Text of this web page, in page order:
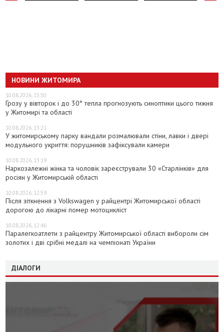
НОВИНИ ЖИТОМИРА
10.08.2026, 13:50
Грозу у вівторок і до 30° тепла прогнозують синоптики цього тижня
у Житомирі та області
10.08.2026, 13:21
У житомирському парку вандали розмалювали стіни, лавки і двері
модульного укриття: порушників зафіксували камери
10.08.2026, 13:19
Наркозалежні жінка та чоловік зареєстрували 30 «Старлінків» для
росіян у Житомирській області
10.08.2026, 12:59
Після зіткнення з Volkswagen у райцентрі Житомирської області
дорогою до лікарні помер мотоцикліст
10.08.2026, 12:46
Паралегкоатлети з райцентру Житомирської області вибороли сім
золотих і дві срібні медалі на чемпіонаті України
ДІАЛОГИ